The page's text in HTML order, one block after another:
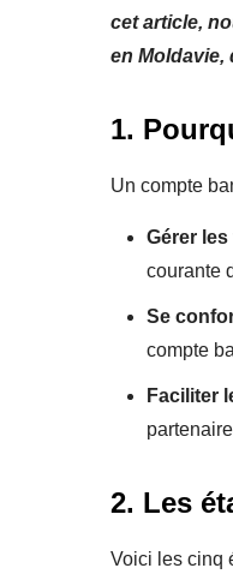
cet article,
en Moldavie,
1.
Un compte
Gérer
courante
Se
compte
Faciliter
2. Les
Voici les cinq